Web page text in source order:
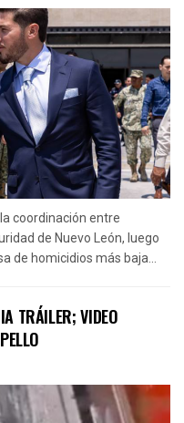
coordinación entre
de Nuevo León, luego
de homicidios más baja...
TRÁILER; VIDEO